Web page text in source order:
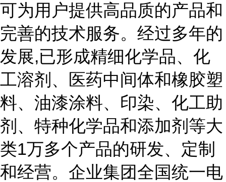
可为用户提供高品质的产品和
完善的技术服务。经过多年的
发展,已形成精细化学品、化
工溶剂、医药中间体和橡胶塑
料、油漆涂料、印染、化工助
剂、特种化学品和添加剂等大
类1万多个产品的研发、定制
和经营。企业集团全国统一电